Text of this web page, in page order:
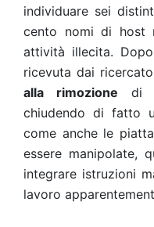
individuare sei
cento nomi di host
attività illecita.
ricevuta dai
alla rimozione di
chiudendo di fatto
come anche le
essere manipolate,
integrare istruzioni
lavoro